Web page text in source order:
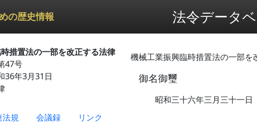
の歴史情報 法令データ
措置法の一部を改正する法律
47号
36年3月31日
法規 会議録
リンク
機械工業振興臨時措置法の一部を
御名御璽
昭和三十六年三月三十一日